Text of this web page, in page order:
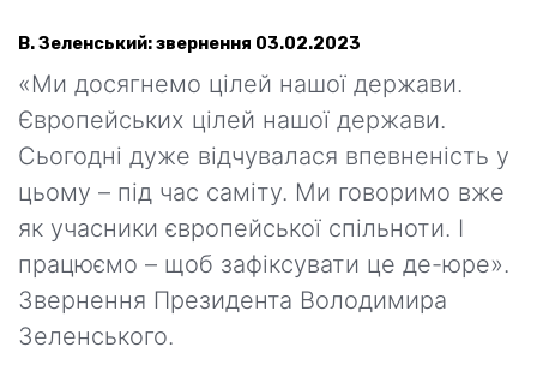
В. Зеленський: звернення 03.02.2023
«Ми досягнемо цілей нашої держави.
Європейських цілей нашої держави.
Сьогодні дуже відчувалася впевненість у
цьому – під час саміту. Ми говоримо вже
як учасники європейської спільноти. І
працюємо – щоб зафіксувати це де-юре».
Звернення Президента Володимира
Зеленського.